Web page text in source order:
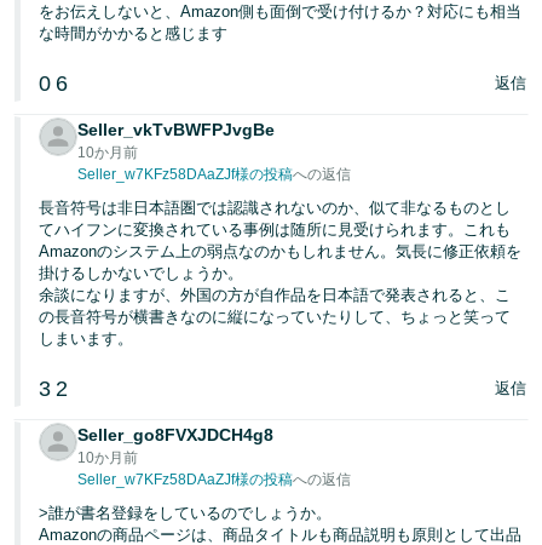
をお伝えしないと、Amazon側も面倒で受け付けるか？対応にも相当
な時間がかかると感じます
0 6 返信
Seller_vkTvBWFPJvgBe
10か月前
Seller_w7KFz58DAaZJf様の投稿への返信
長音符号は非日本語圏では認識されないのか、似て非なるものとし
てハイフンに変換されている事例は随所に見受けられます。これも
Amazonのシステム上の弱点なのかもしれません。気長に修正依頼を
掛けるしかないでしょうか。
余談になりますが、外国の方が自作品を日本語で発表されると、こ
の長音符号が横書きなのに縦になっていたりして、ちょっと笑って
しまいます。
3 2 返信
Seller_go8FVXJDCH4g8
10か月前
Seller_w7KFz58DAaZJf様の投稿への返信
>誰が書名登録をしているのでしょうか。
Amazonの商品ページは、商品タイトルも商品説明も原則として出品